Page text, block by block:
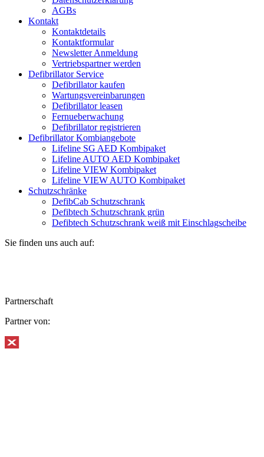
AGBs
Kontakt
Kontaktdetails
Kontaktformular
Newsletter Anmeldung
Vertriebspartner werden
Defibrillator Service
Defibrillator kaufen
Wartungsvereinbarungen
Defibrillator leasen
Fernueberwachung
Defibrillator registrieren
Defibrillator Kombiangebote
Lifeline SG AED Kombipaket
Lifeline AUTO AED Kombipaket
Lifeline VIEW Kombipaket
Lifeline VIEW AUTO Kombipaket
Schutzschränke
DefibCab Schutzschrank
Defibtech Schutzschrank grün
Defibtech Schutzschrank weiß mit Einschlagscheibe
Sie finden uns auch auf:
Partnerschaft
Partner von: